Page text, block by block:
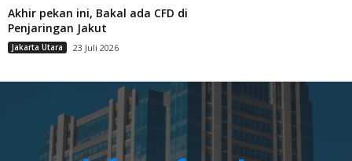
Akhir pekan ini, Bakal ada CFD di
Penjaringan Jakut
Jakarta Utara 23 Juli 2026